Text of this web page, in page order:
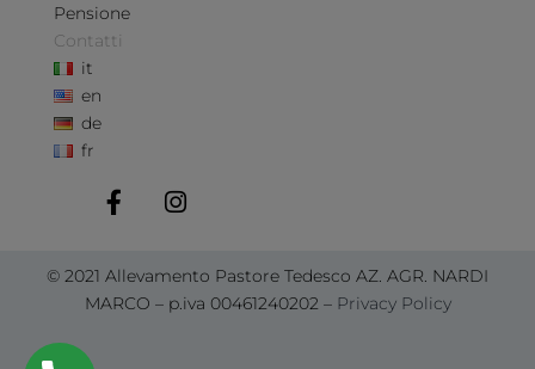
Pensione
Contatti
it
en
de
fr
© 2021 Allevamento Pastore Tedesco AZ. AGR. NARDI
MARCO – p.iva 00461240202 – Privacy Policy